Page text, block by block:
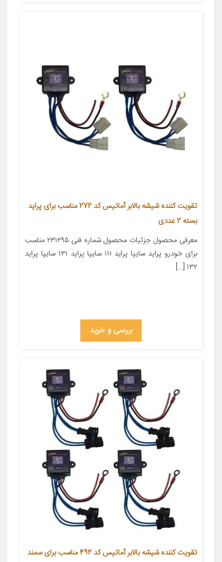
تقویت کننده شیشه بالابر آماتیس کد 272 مناسب برای پراید
بسته 2 عددی
معرفی محصول جزئیات محصول شماره فنی ۲۳۱۲۹۵ مناسب
برای خودرو پراید سایپا پراید ۱۱۱ سایپا پراید ۱۳۱ سایپا پراید
۱۳۲ […]
بررسی و خرید
تقویت کننده شیشه بالابر آماتیس کد 492 مناسب برای سمند